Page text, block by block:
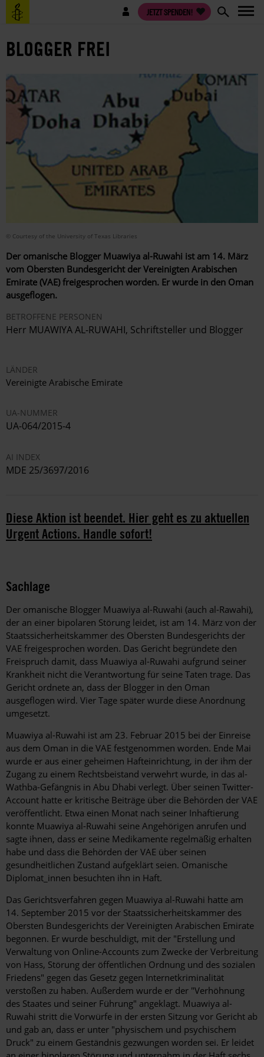
Direkt
zum
Benutzermenü JETZT SPENDEN!
BLOGGER FREI
© Courtesy of the University of Texas Libraries
Der omanische Blogger Muawiya al-Ruwahi ist am 14. März
vom Obersten Bundesgericht der Vereinigten Arabischen
Emirate (VAE) freigesprochen worden. Er wurde in den Oman
ausgeflogen.
BETROFFENE PERSONEN
Herr MUAWIYA AL-RUWAHI, Schriftsteller und Blogger
LÄNDER
Vereinigte Arabische Emirate
UA-NUMMER
UA-064/2015-4
AI INDEX
MDE 25/3697/2016
Diese Aktion ist beendet. Hier geht es zu aktuellen
Urgent Actions. Handle sofort!
Sachlage
Der omanische Blogger Muawiya al-Ruwahi (auch al-Rawahi),
der an einer bipolaren Störung leidet, ist am 14. März von der
Staatssicherheitskammer des Obersten Bundesgerichts der
VAE freigesprochen worden. Das Gericht begründete den
Freispruch damit, dass Muawiya al-Ruwahi aufgrund seiner
Krankheit nicht die Verantwortung für seine Taten trage. Das
Gericht ordnete an, dass der Blogger in den Oman
ausgeflogen wird. Vier Tage später wurde diese Anordnung
umgesetzt.
Muawiya al-Ruwahi ist am 23. Februar 2015 bei der Einreise
aus dem Oman in die VAE festgenommen worden. Ende Mai
wurde er aus einer geheimen Hafteinrichtung, in der ihm der
Zugang zu einem Rechtsbeistand verwehrt wurde, in das al-
Wathba-Gefängnis in Abu Dhabi verlegt. Über seinen Twitter-
Account hatte er kritische Beiträge über die Behörden der VAE
veröffentlicht. Etwa einen Monat nach seiner Inhaftierung
konnte Muawiya al-Ruwahi seine Angehörigen anrufen und
sagte ihnen, dass er seine Medikamente regelmäßig erhalten
habe und dass die Behörden der VAE über seinen
gesundheitlichen Zustand aufgeklärt seien. Omanische
Diplomat_innen besuchten ihn in Haft.
Das Gerichtsverfahren gegen Muawiya al-Ruwahi hatte am
14. September 2015 vor der Staatssicherheitskammer des
Obersten Bundesgerichts der Vereinigten Arabischen Emirate
begonnen. Er wurde beschuldigt, mit der "Erstellung und
Verwaltung von Online-Accounts zum Zwecke der Verbreitung
von Hass, Störung der öffentlichen Ordnung und des sozialen
Friedens" gegen das Gesetz gegen Internetkriminalität
verstoßen zu haben. Außerdem wurde er der "Verhöhnung
des Staates und seiner Führung" angeklagt. Muawiya al-
Ruwahi stritt die Vorwürfe in der ersten Sitzung vor Gericht ab
und gab an, dass er unter "physischem und psychischem
Druck" zu einem Geständnis gezwungen worden sei. Er leidet